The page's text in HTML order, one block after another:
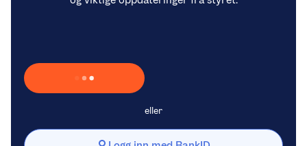
Laster inn Vipps …
eller